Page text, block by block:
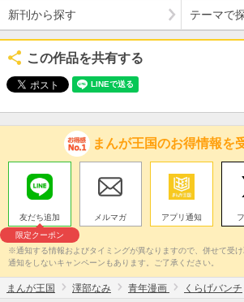
新刊から探す テーマで
この作品を共有する
まんが王国のお得情報を
友だち追加
限定クーポン
メルマガ アプリ通知
※通知する情報およびタイミングが異なりますので、併せて受
通知をしないキャンペーンもあります。ご了承ください。
まんが王国 澤部なみ 青年漫画 くらげバンチ